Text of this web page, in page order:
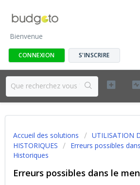
Bienvenue
CONNEXION S'INSCRIRE
Accueil des solutions
UTILISATION
HISTORIQUES
Erreurs possibles
Historiques
Erreurs possibles dans le